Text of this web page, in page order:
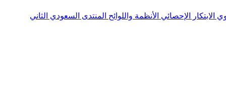
الابتكار الإحصائي الأنظمة واللوائح المنتدى السعودي الثاني